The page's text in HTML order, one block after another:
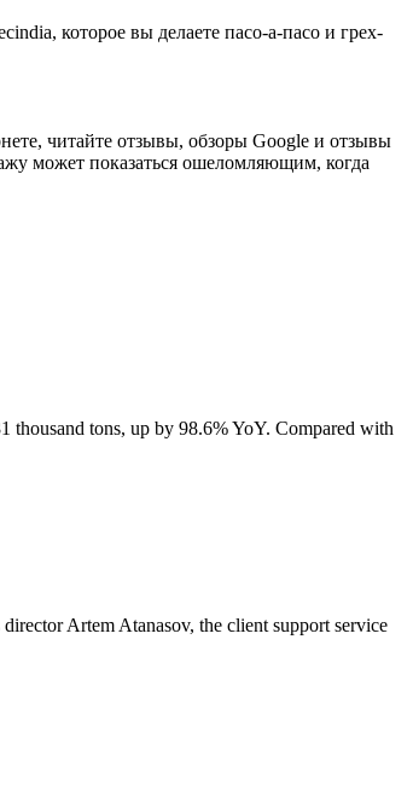
которое вы делаете пасо-а-пасо и грех-
читайте отзывы, обзоры Google и отзывы
может показаться ошеломляющим, когда
tons, up by 98.6% YoY. Compared with
Artem Atanasov, the client support service